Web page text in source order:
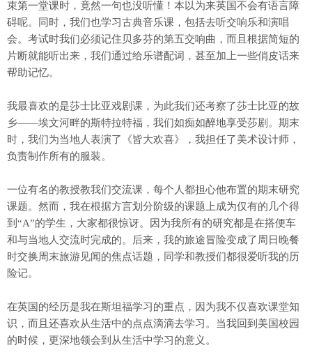
束第一堂课时，竟然一句也没听懂！本以为来英国不会有语言障
碍呢。同时，我们也学习古典音乐课，包括去听交响乐和演唱
会。考试时我们必须记住贝多芬的第五交响曲，而且根据简短的
片断就能听出来，我们通过给乐谱配词，甚至加上一些俏皮话来
帮助记忆。
我最喜欢的是莎士比亚戏剧课，为此我们还考察了莎士比亚的故
乡——埃文河畔的斯特拉特福，我们如痴如醉地享受莎剧。期末
时，我们为当地人表演了《皆大欢喜》，我担任了美术设计师，
负责制作所有的服装。
一位有名的教授教我们交流课，每个人都担心他布置的期末研究
课题。然而，我在根据方言划分阶级的课题上成为仅有的几个得
到“A”的学生，大家都很惊讶。因为我所有的研究都是在搭便车
和与当地人交流时完成的。后来，我的旅途冒险变成了周日晚餐
时交换周末旅游见闻的焦点话题，同学和教授们都很爱听我的历
险记。
在英国的经历是我在斯坦福学习的重点，因为我不仅喜欢课堂知
识，而且还喜欢从生活中的点点滴滴去学习。当我回到美国校园
的时候，更深地领会到从生活中学习的意义。